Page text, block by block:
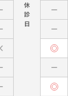
休
診